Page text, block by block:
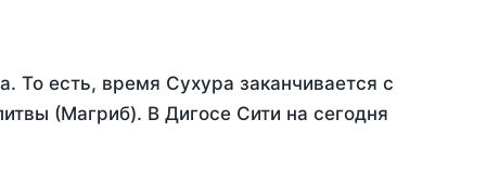
То есть, время Сухура заканчивается с
(Магриб). В Дигосе Сити на сегодня